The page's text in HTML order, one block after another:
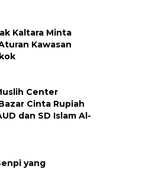
Kaltara Minta
Kawasan
Center
Cinta Rupiah
dan SD Islam Al-
yang